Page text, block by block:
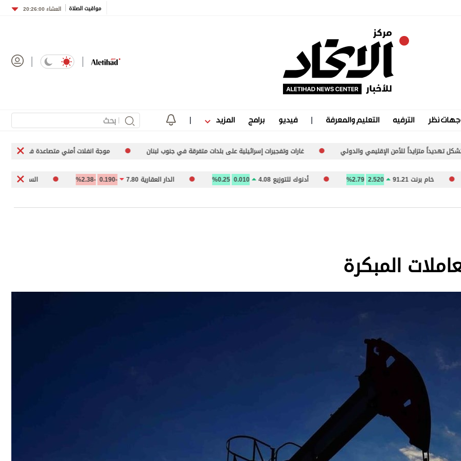
مواقيت الصلاة العشاء 20:26:00
نظر الترفيه التعليم والمعرفة فيديو برامج المزيد
والدولي غارات وتفجيرات إسرائيلية على بلدات متفرقة في جنوب لبنان موجة انفلات أمني متصاعدة في الخرطوم الأمم
91.21
2.520
2.79% أدنوك للتوزيع 4.08 0.010
0.25% الدار العقارية 7.80 -0.190
-2.38% السوق المالية السعودية (تداول)
المبكرة